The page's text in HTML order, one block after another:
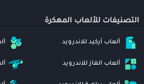
التصنيفات للألعاب المهكرة
ألعاب أركيد للاندرويد
ألعاب الغاز للاندرويد